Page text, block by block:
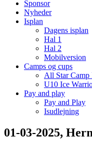
Sponsor
Nyheder
Isplan
Dagens isplan
Hal 1
Hal 2
Mobilversion
Camps og cups
All Star Camp
U10 Ice
Pay and play
Pay and Play
Isudlejning
01-03-2025,